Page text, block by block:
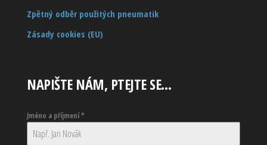
Zpětný odběr použitých pneumatik
Zásady cookies (EU)
NAPIŠTE NÁM, PTEJTE SE…
Jméno a příjmení*